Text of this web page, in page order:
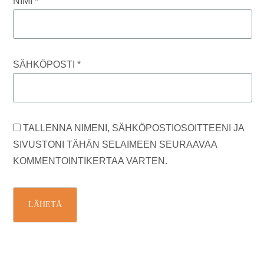
SÄHKÖPOSTI*
TALLENNA NIMENI, SÄHKÖPOSTIOSOITTEENI JA
SIVUSTONI TÄHÄN SELAIMEEN SEURAAVAA
KOMMENTOINTIKERTAA VARTEN.